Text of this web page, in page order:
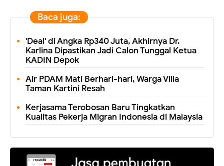
Baca juga:
'Deal' di Angka Rp340 Juta, Akhirnya Dr.
Karlina Dipastikan Jadi Calon Tunggal Ketua
KADIN Depok
Air PDAM Mati Berhari-hari, Warga Villa
Taman Kartini Resah
Kerjasama Terobosan Baru Tingkatkan
Kualitas Pekerja Migran Indonesia di Malaysia